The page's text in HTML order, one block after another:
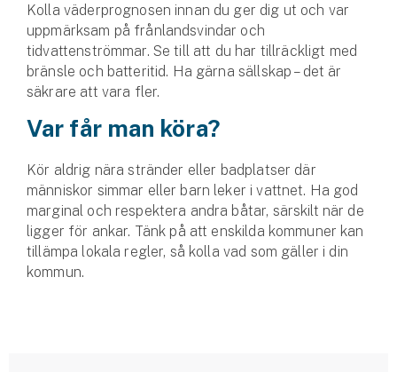
Kolla väderprognosen innan du ger dig ut och var
uppmärksam på frånlandsvindar och
tidvattenströmmar. Se till att du har tillräckligt med
bränsle och batteritid. Ha gärna sällskap – det är
säkrare att vara fler.
Var får man köra?
Kör aldrig nära stränder eller badplatser där
människor simmar eller barn leker i vattnet. Ha god
marginal och respektera andra båtar, särskilt när de
ligger för ankar. Tänk på att enskilda kommuner kan
tillämpa lokala regler, så kolla vad som gäller i din
kommun.